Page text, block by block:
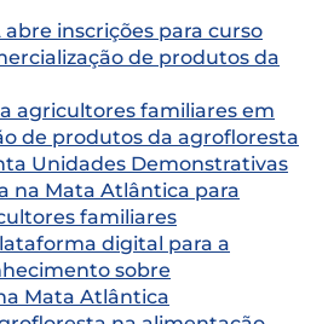
abre inscrições para curso
de produtos da
agricultores familiares em
de produtos da agrofloresta
Unidades Demonstrativas
na Mata Atlântica para
familiares
digital para a
sobre
Mata Atlântica